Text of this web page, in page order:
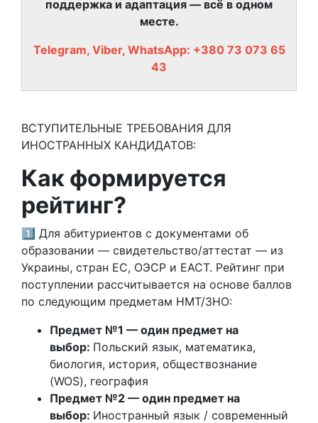
поддержка и адаптация — всё в одном
месте.
Telegram, Viber, WhatsApp: +380 73 073 65
43
ВСТУПИТЕЛЬНЫЕ ТРЕБОВАНИЯ ДЛЯ
ИНОСТРАННЫХ КАНДИДАТОВ:
Как формируется
рейтинг?
1️⃣ Для абитуриентов с документами об
образовании — свидетельство/аттестат — из
Украины, стран ЕС, ОЭСР и ЕАСТ. Рейтинг при
поступлении рассчитывается на основе баллов
по следующим предметам НМТ/ЗНО:
Предмет №1 — один предмет на
выбор: Польский язык, математика,
биология, история, обществознание
(WOS), география
Предмет №2 — один предмет на
выбор: Иностранный язык / современный